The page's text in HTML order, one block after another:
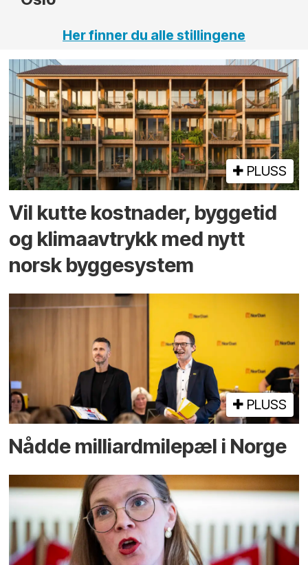
Her finner du alle stillingene
PLUSS
Vil kutte kostnader, byggetid
og klima­avtrykk med nytt
norsk bygge­system
PLUSS
Nådde milliard­­milepæl i Norge